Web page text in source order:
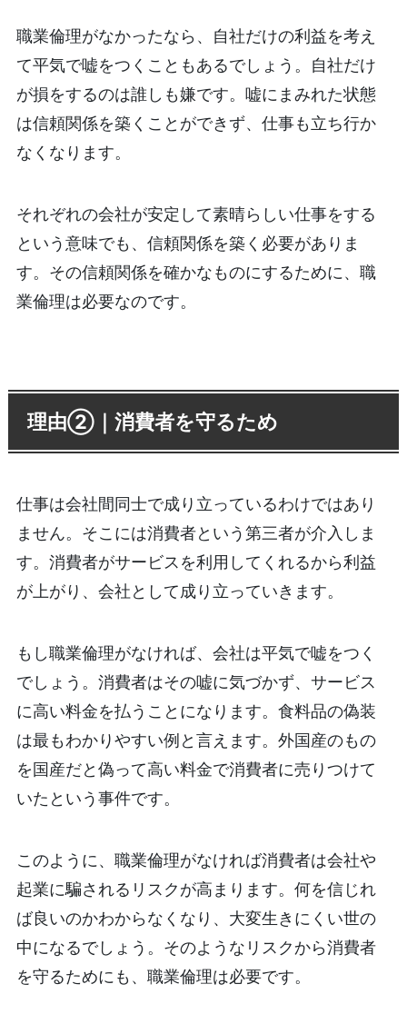
職業倫理がなかったなら、自社だけの利益を考え
て平気で嘘をつくこともあるでしょう。自社だけ
が損をするのは誰しも嫌です。嘘にまみれた状態
は信頼関係を築くことができず、仕事も立ち行か
なくなります。
それぞれの会社が安定して素晴らしい仕事をする
という意味でも、信頼関係を築く必要がありま
す。その信頼関係を確かなものにするために、職
業倫理は必要なのです。
理由②｜消費者を守るため
仕事は会社間同士で成り立っているわけではあり
ません。そこには消費者という第三者が介入しま
す。消費者がサービスを利用してくれるから利益
が上がり、会社として成り立っていきます。
もし職業倫理がなければ、会社は平気で嘘をつく
でしょう。消費者はその嘘に気づかず、サービス
に高い料金を払うことになります。食料品の偽装
は最もわかりやすい例と言えます。外国産のもの
を国産だと偽って高い料金で消費者に売りつけて
いたという事件です。
このように、職業倫理がなければ消費者は会社や
起業に騙されるリスクが高まります。何を信じれ
ば良いのかわからなくなり、大変生きにくい世の
中になるでしょう。そのようなリスクから消費者
を守るためにも、職業倫理は必要です。